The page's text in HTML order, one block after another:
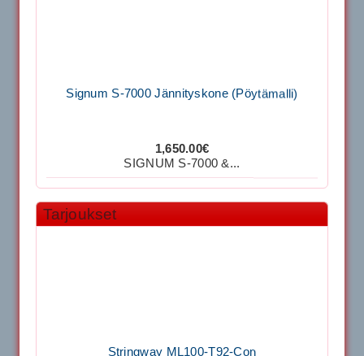
Signum S-7000 Jännityskone (Pöytämalli)
1,650.00€
SIGNUM S-7000 &...
Signum S-7000 Jännityskone (Jalustamalli)
29.00€
Tarjoukset
Stringway ML100-T92-Con